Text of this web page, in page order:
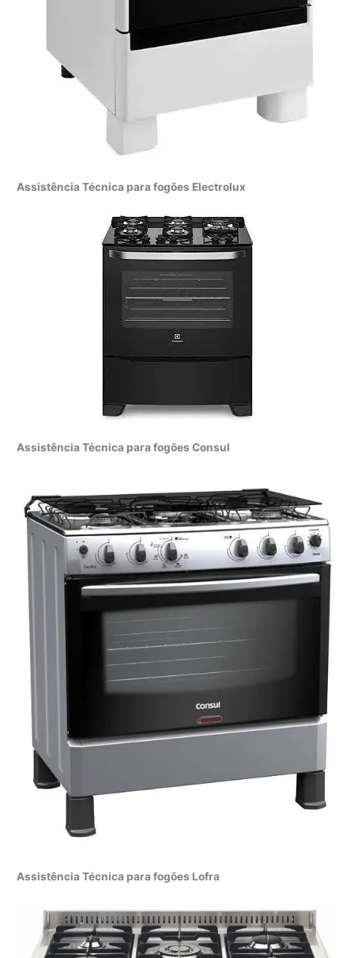
Assistência Técnica para fogões Electrolux
Assistência Técnica para fogões Consul
Assistência Técnica para fogões Lofra